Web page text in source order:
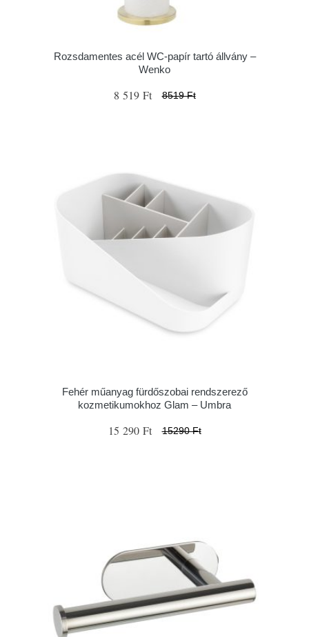
Rozsdamentes acél WC-papír tartó állvány –
Wenko
8 519 Ft 8519 Ft
Fehér műanyag fürdőszobai rendszerező
kozmetikumokhoz Glam – Umbra
15 290 Ft 15290 Ft